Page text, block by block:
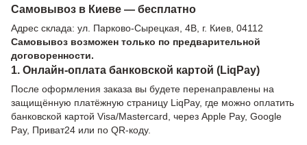
Самовывоз в Киеве — бесплатно
Адрес склада: ул. Парково-Сырецкая, 4В, г. Киев, 04112
Самовывоз возможен только по предварительной
договоренности.
1. Онлайн-оплата банковской картой (LiqPay)
После оформления заказа вы будете перенаправлены на
защищённую платёжную страницу LiqPay, где можно оплатить
банковской картой Visa/Mastercard, через Apple Pay, Google
Pay, Приват24 или по QR-коду.